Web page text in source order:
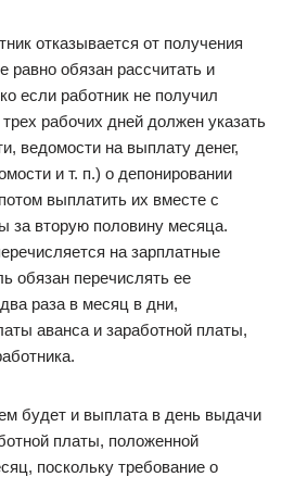
отказывается от получения
равно обязан рассчитать и
если работник не получил
рабочих дней должен указать
ведомости на выплату денег,
и т. п.) о депонировании
выплатить их вместе с
за вторую половину месяца.
на зарплатные
обязан перечислять ее
раза в месяц в дни,
аванса и заработной платы,
будет и выплата в день выдачи
платы, положенной
поскольку требование о